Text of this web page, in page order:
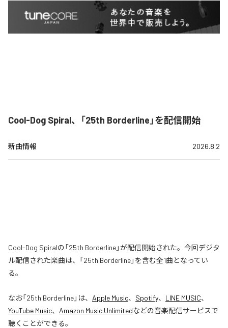
Cool-Dog Spiral、「25th Borderline」を配信開始
新曲情報 2026.8.2
Cool-Dog Spiralの「25th Borderline」が配信開始された。今回デジタ
ル配信された楽曲は、「25th Borderline」を含む全1曲となってい
る。
なお「25th Borderline」は、 Apple Music、 Spotify、 LINE MUSIC、
YouTube Music、 Amazon Music Unlimitedなどの音楽配信サービスで
聴くことができる。